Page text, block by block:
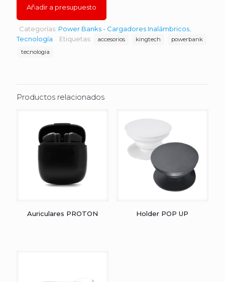
Añadir a presupuesto
Categorías: Power Banks - Cargadores Inalámbricos
Tecnología
Etiquetas: accesorios kingtech
powerbank
tecnologia
Productos relacionados
Auriculares PROTON Holder POP UP